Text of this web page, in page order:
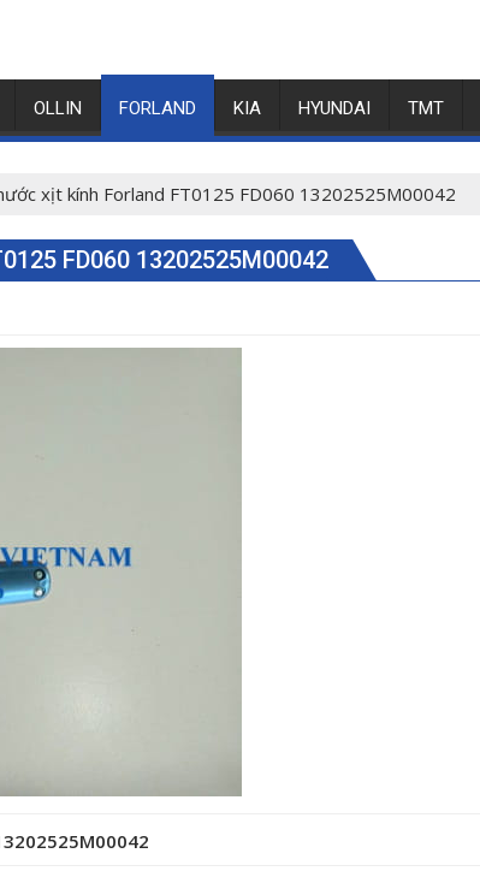
OLLIN FORLAND KIA HYUNDAI TMT
xịt kính Forland FT0125 FD060 13202525M00042
FD060 13202525M00042